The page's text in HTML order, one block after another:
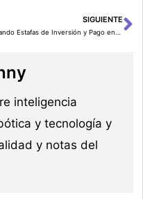
SIGUIENTE
inteligencia
y tecnología y
y notas del